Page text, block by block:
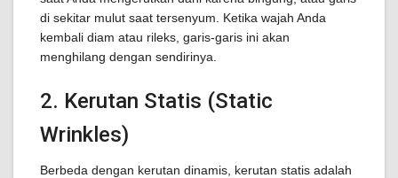
di sekitar mulut saat tersenyum. Ketika wajah Anda
kembali diam atau rileks, garis-garis ini akan
menghilang dengan sendirinya.
2. Kerutan Statis (Static
Wrinkles)
Berbeda dengan kerutan dinamis, kerutan statis adalah